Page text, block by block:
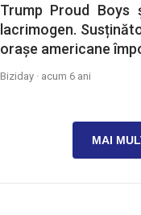
Trump Proud
lacrimogen.
orașe americane
Biziday · acum 6 ani
MAI